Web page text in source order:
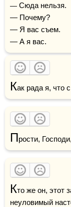
— Сюда нельзя.
— Почему?
— Я вас съем.
— А я вас.
Как рада я, что с
Прости,
Кто же он, этот
неуловимый